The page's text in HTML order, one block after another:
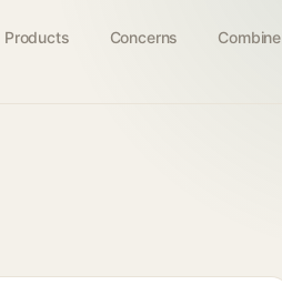
Products Concerns Combine